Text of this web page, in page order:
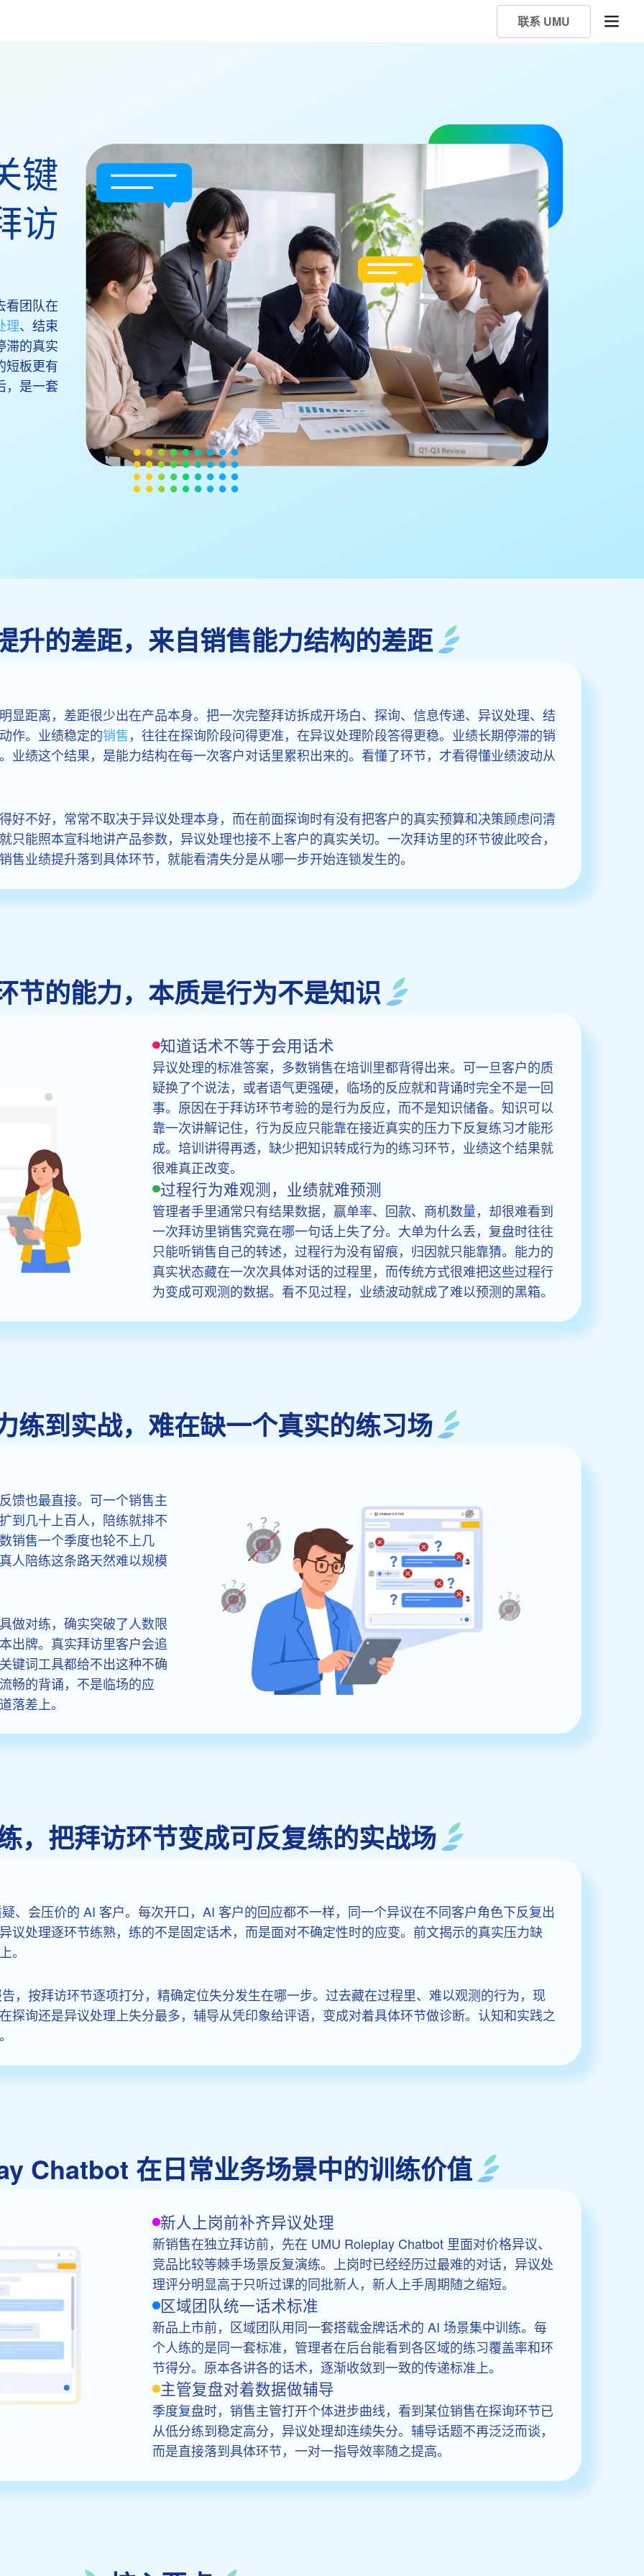
联系 UMU
键
访
看团队在
理、结束
滞的真实
短板更有
，是一套
升的差距，来自销售能力结构的差距
显距离，差距很少出在产品本身。把一次完整拜访拆成开场白、探询、信息传递、异议处理、结
作。业绩稳定的销售，往往在探询阶段问得更准，在异议处理阶段答得更稳。业绩长期停滞的销
业绩这个结果，是能力结构在每一次客户对话里累积出来的。看懂了环节，才看得懂业绩波动从
好不好，常常不取决于异议处理本身，而在前面探询时有没有把客户的真实预算和决策顾虑问清
只能照本宣科地讲产品参数，异议处理也接不上客户的真实关切。一次拜访里的环节彼此咬合，
售业绩提升落到具体环节，就能看清失分是从哪一步开始连锁发生的。
节的能力，本质是行为不是知识
知道话术不等于会用话术
异议处理的标准答案，多数销售在培训里都背得出来。可一旦客户的质
疑换了个说法，或者语气更强硬，临场的反应就和背诵时完全不是一回
事。原因在于拜访环节考验的是行为反应，而不是知识储备。知识可以
靠一次讲解记住，行为反应只能靠在接近真实的压力下反复练习才能形
成。培训讲得再透，缺少把知识转成行为的练习环节，业绩这个结果就
很难真正改变。
过程行为难观测，业绩就难预测
管理者手里通常只有结果数据，赢单率、回款、商机数量，却很难看到
一次拜访里销售究竟在哪一句话上失了分。大单为什么丢，复盘时往往
只能听销售自己的转述，过程行为没有留痕，归因就只能靠猜。能力的
真实状态藏在一次次具体对话的过程里，而传统方式很难把这些过程行
为变成可观测的数据。看不见过程，业绩波动就成了难以预测的黑箱。
练到实战，难在缺一个真实的练习场
馈也最直接。可一个销售主
到几十上百人，陪练就排不
销售一个季度也轮不上几
人陪练这条路天然难以规模
做对练，确实突破了人数限
出牌。真实拜访里客户会追
键词工具都给不出这种不确
畅的背诵，不是临场的应
落差上。
，把拜访环节变成可反复练的实战场
、会压价的 AI 客户。每次开口，AI 客户的回应都不一样，同一个异议在不同客户角色下反复出
议处理逐环节练熟，练的不是固定话术，而是面对不确定性时的应变。前文揭示的真实压力缺
。
，按拜访环节逐项打分，精确定位失分发生在哪一步。过去藏在过程里、难以观测的行为，现
探询还是异议处理上失分最多，辅导从凭印象给评语，变成对着具体环节做诊断。认知和实践之
Chatbot 在日常业务场景中的训练价值
新人上岗前补齐异议处理
新销售在独立拜访前，先在 UMU Roleplay Chatbot 里面对价格异议、
竞品比较等棘手场景反复演练。上岗时已经经历过最难的对话，异议处
理评分明显高于只听过课的同批新人，新人上手周期随之缩短。
区域团队统一话术标准
新品上市前，区域团队用同一套搭载金牌话术的 AI 场景集中训练。每
个人练的是同一套标准，管理者在后台能看到各区域的练习覆盖率和环
节得分。原本各讲各的话术，逐渐收敛到一致的传递标准上。
主管复盘对着数据做辅导
季度复盘时，销售主管打开个体进步曲线，看到某位销售在探询环节已
从低分练到稳定高分，异议处理却连续失分。辅导话题不再泛泛而谈，
而是直接落到具体环节，一对一指导效率随之提高。